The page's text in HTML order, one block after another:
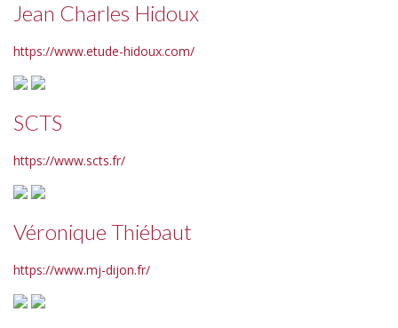
Jean Charles Hidoux
https://www.etude-hidoux.com/
SCTS
https://www.scts.fr/
Véronique Thiébaut
https://www.mj-dijon.fr/